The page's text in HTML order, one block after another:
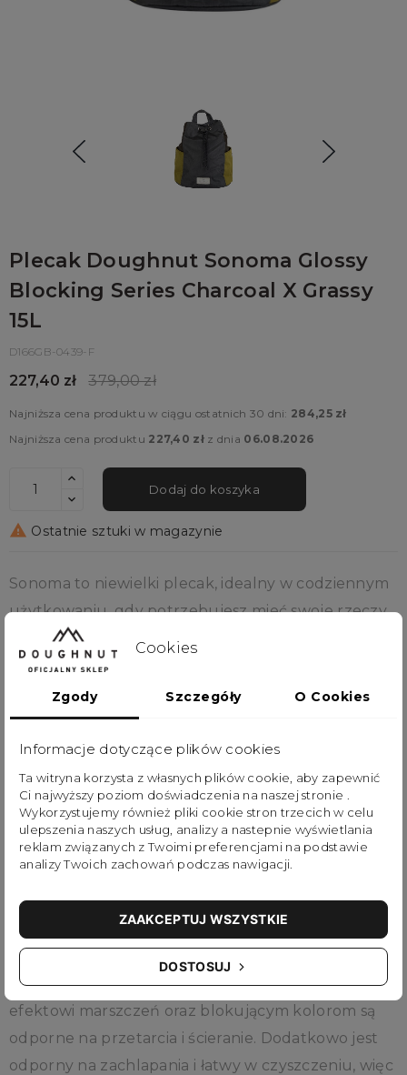
Plecak Doughnut Sonoma Glossy
Blocking Series Charcoal X Grassy
15L
D166GB-0439-F
227,40 zł 379,00 zł
Najniższa cena produktu w ciągu ostatnich 30 dni: 284,25 zł
Najniższa cena produktu 227,40 złz dnia 06.08.2026
Dodaj do koszyka
 Ostatnie sztuki w magazynie
Sonoma to niewielki plecak, idealny w codziennym
użytkowaniu, gdy potrzebujesz mieć swoje rzeczy
pod ręką. Dzięki swoim niedużym wymiarom, a
pełnej funkcjonalności będzie idealnym
towarzyszem podczas załatwiania spraw na mieście.
To lekki model, z szybkim dostępem do komory
głównej poprzez ściągania sznurkami. Po odpięciu
ramion może służyć jako praktyczna torebka na
ramię. Plecak posiada dedykowaną komorę
mieszczącą tablet, a dwie zewnętrzne kieszenie
pozwolą szybko dostać się do najważniejszych
Seria Glossy Blocking to dodanie nowej energii do
klasycznych wersji plecaków. W serii użyto
połyskujące materiały nylonowe, które dzięki
efektowi marszczeń oraz blokującym kolorom są
odporne na przetarcia i ścieranie. Dodatkowo jest
odporny na zachlapania i łatwy w czyszczeniu, więc
Cookies
Zgody Szczegóły O Cookies
Informacje dotyczące plików cookies
Ta witryna korzysta z własnych plików cookie, aby zapewnić
Ci najwyższy poziom doświadczenia na naszej stronie .
Wykorzystujemy również pliki cookie stron trzecich w celu
ulepszenia naszych usług, analizy a nastepnie wyświetlania
reklam związanych z Twoimi preferencjami na podstawie
analizy Twoich zachowań podczas nawigacji.
DOSTOSUJ
ZAAKCEPTUJ WSZYSTKIE